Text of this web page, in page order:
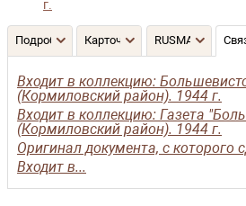
г.
Подробнее Карточка RUSMARC
Входит в коллекцию:
(Кормиловский район). 1944 г.
Входит в коллекцию: Газета
(Кормиловский район). 1944 г.
Оригинал документа, с которого
Входит в...